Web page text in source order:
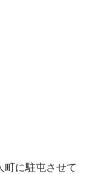
町に駐屯させて